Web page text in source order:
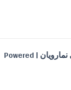
Copyright © 2026 اجرای انواع نماهای سیمانی نمارویان | Powered